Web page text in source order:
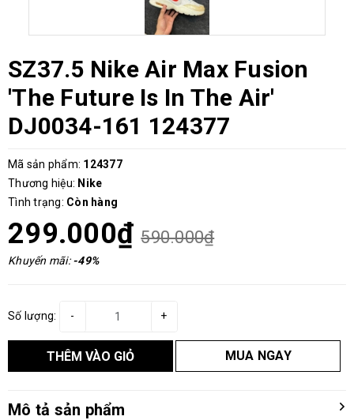
SZ37.5 Nike Air Max Fusion
'The Future Is In The Air'
DJ0034-161 124377
Mã sản phẩm: 124377
Thương hiệu: Nike
Tình trạng: Còn hàng
299.000₫ 590.000₫
Khuyến mãi:-49%
Số lượng: +
-
THÊM VÀO GIỎ MUA NGAY
Mô tả sản phẩm